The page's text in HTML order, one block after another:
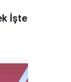
İşte